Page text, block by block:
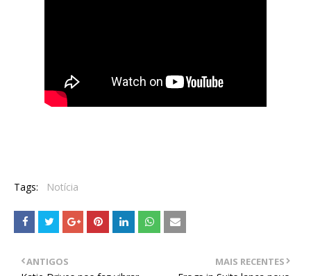
Tags: Notícia
MAIS RECENTES
ANTIGOS